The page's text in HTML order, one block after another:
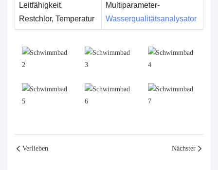
Leitfähigkeit,
Restchlor, Temperatur
Multiparameter-
Wasserqualitätsanalysator
Verlieben Nächster